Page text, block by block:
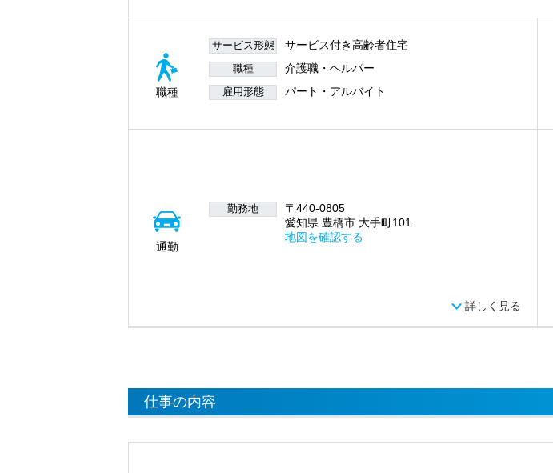
職種
サービス形態 サービス付き高齢者住宅
職種 介護職・ヘルパー
雇用形態 パート・アルバイト
通勤
勤務地
〒440-0805
愛知県 豊橋市 大手町101
地図を確認する
詳しく見る
仕事の内容